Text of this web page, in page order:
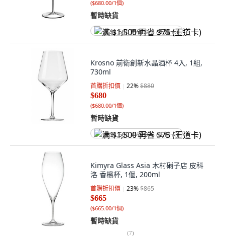
($680.00/1個)
暫時缺貨
满 $1,500 再省 $75 (王道卡)
Krosno 前衛創新水晶酒杯 4入, 1組,
730ml
首購折扣價 22%$880
$680
($680.00/1個)
暫時缺貨
满 $1,500 再省 $75 (王道卡)
Kimyra Glass Asia 木村硝子店 皮科
洛 香檳杯, 1個, 200ml
首購折扣價 23%$865
$665
($665.00/1個)
暫時缺貨
(7)